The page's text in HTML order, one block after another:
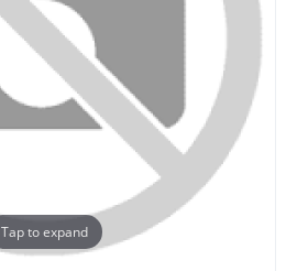
Tap to expand